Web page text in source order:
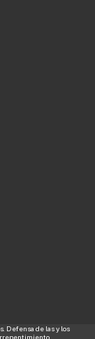
Defensa de las y los